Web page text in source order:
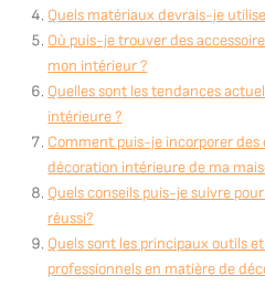
Quels matériaux devrais-je
Où puis-je trouver des
mon intérieur ?
Quelles sont les tendances
intérieure ?
Comment puis-je incorporer des
décoration intérieure de ma
Quels conseils puis-je suivre
réussi?
Quels sont les principaux outils
professionnels en matière de